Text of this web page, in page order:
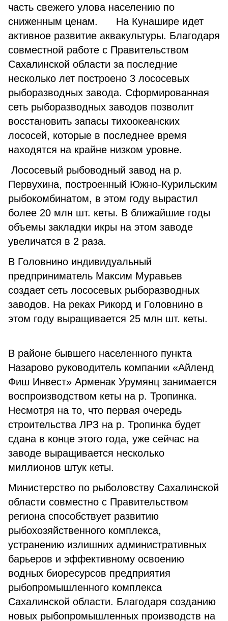
часть свежего улова населению по
сниженным ценам. На Кунашире идет
активное развитие аквакультуры. Благодаря
совместной работе с Правительством
Сахалинской области за последние
несколько лет построено 3 лососевых
рыборазводных завода. Сформированная
сеть рыборазводных заводов позволит
восстановить запасы тихоокеанских
лососей, которые в последнее время
находятся на крайне низком уровне.
Лососевый рыбоводный завод на р.
Первухина, построенный Южно-Курильским
рыбокомбинатом, в этом году вырастил
более 20 млн шт. кеты. В ближайшие годы
объемы закладки икры на этом заводе
увеличатся в 2 раза.
В Головнино индивидуальный
предприниматель Максим Муравьев
создает сеть лососевых рыборазводных
заводов. На реках Рикорд и Головнино в
этом году выращивается 25 млн шт. кеты.
В районе бывшего населенного пункта
Назарово руководитель компании «Айленд
Фиш Инвест» Арменак Урумянц занимается
воспроизводством кеты на р. Тропинка.
Несмотря на то, что первая очередь
строительства ЛРЗ на р. Тропинка будет
сдана в конце этого года, уже сейчас на
заводе выращивается несколько
миллионов штук кеты.
Министерство по рыболовству Сахалинской
области совместно с Правительством
региона способствует развитию
рыбохозяйственного комплекса,
устранению излишних административных
барьеров и эффективному освоению
водных биоресурсов предприятия
рыбопромышленного комплекса
Сахалинской области. Благодаря созданию
новых рыбопромышленных производств на